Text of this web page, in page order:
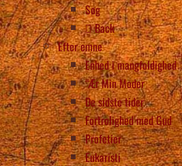
Søg
Back
Efter emne
Enhed i mangfoldighed
“Ær Min Moder
De sidste tider
Fortrolighed med Gud
Profetier
Eukaristi